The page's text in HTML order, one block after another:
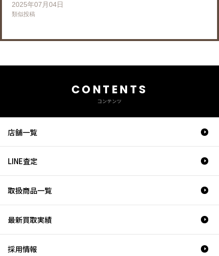
2025年07月04日
類似投稿
CONTENTS
コンテンツ
店舗一覧
LINE査定
取扱商品一覧
最新買取実績
採用情報